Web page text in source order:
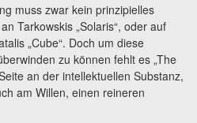
muss zwar kein prinzipielles
Tarkowskis „Solaris“, oder auf
„Cube“. Doch um diese
zu können fehlt es „The
an der intellektuellen Substanz,
am Willen, einen reineren